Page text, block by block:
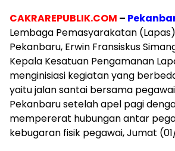
CAKRAREPUBLIK.COM –
Lembaga Pemasyarakatan
Pekanbaru, Erwin Fransiskus
Kepala Kesatuan Pengamanan
menginisiasi kegiatan yang
yaitu jalan santai bersama
Pekanbaru setelah apel pagi
mempererat hubungan antar
kebugaran fisik pegawai, Jumat